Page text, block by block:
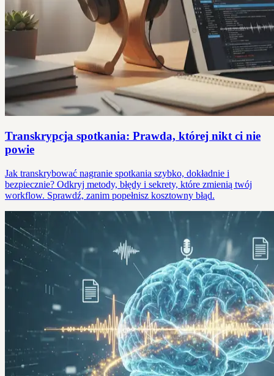
Transkrypcja spotkania: Prawda, której nikt ci nie
powie
Jak transkrybować nagranie spotkania szybko, dokładnie i
bezpiecznie? Odkryj metody, błędy i sekrety, które zmienią twój
workflow. Sprawdź, zanim popełnisz kosztowny błąd.